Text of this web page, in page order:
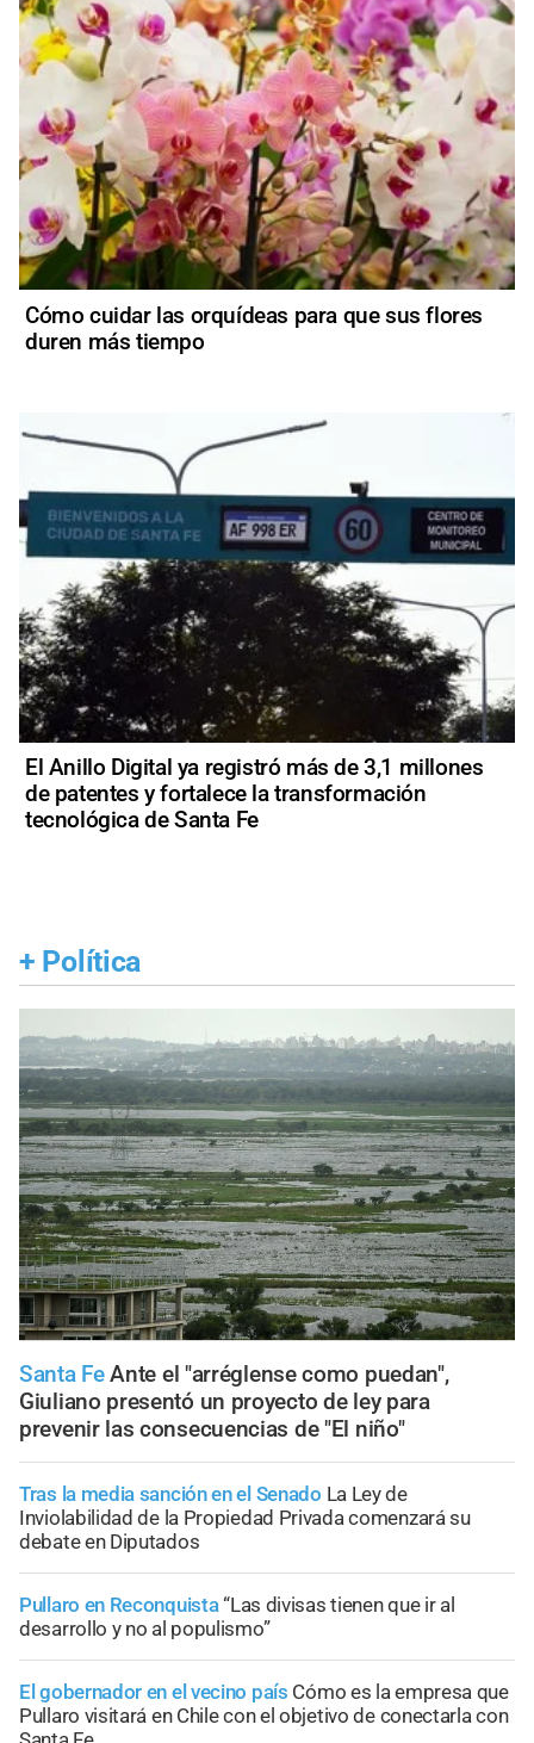
Cómo cuidar las orquídeas para que sus flores
duren más tiempo
El Anillo Digital ya registró más de 3,1 millones
de patentes y fortalece la transformación
tecnológica de Santa Fe
+ Política
Santa Fe Ante el "arréglense como puedan",
Giuliano presentó un proyecto de ley para
prevenir las consecuencias de "El niño"
Tras la media sanción en el Senado La Ley de
Inviolabilidad de la Propiedad Privada comenzará su
debate en Diputados
Pullaro en Reconquista“Las divisas tienen que ir al
desarrollo y no al populismo”
El gobernador en el vecino país Cómo es la empresa que
Pullaro visitará en Chile con el objetivo de conectarla con